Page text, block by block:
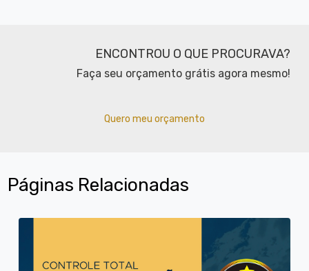
ENCONTROU O QUE PROCURAVA?
Faça seu orçamento grátis agora mesmo!
Quero meu orçamento
Páginas Relacionadas